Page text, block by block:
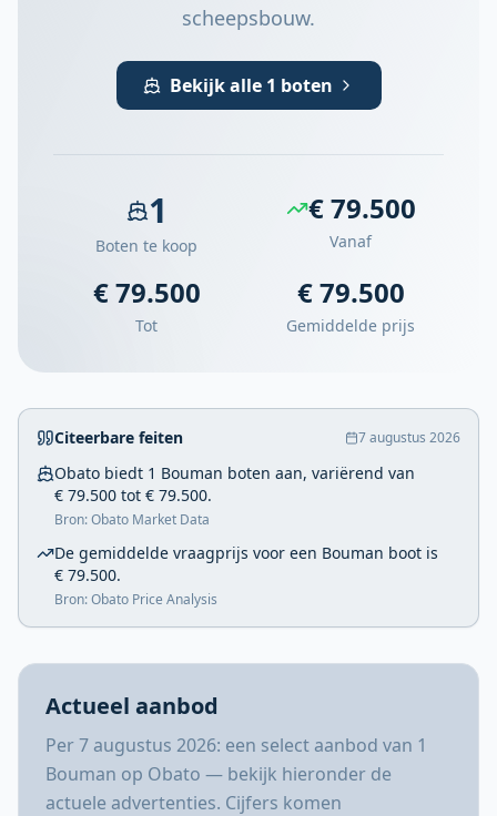
scheepsbouw.
Bekijk alle 1 boten
1
Boten te koop
€ 79.500
Vanaf
€ 79.500
Tot
€ 79.500
Gemiddelde prijs
Citeerbare feiten 7 augustus 2026
Obato biedt 1 Bouman boten aan, variërend van
€ 79.500 tot € 79.500.
Bron: Obato Market Data
De gemiddelde vraagprijs voor een Bouman boot is
€ 79.500.
Bron: Obato Price Analysis
Actueel aanbod
Per 7 augustus 2026: een select aanbod van 1
Bouman op Obato — bekijk hieronder de
actuele advertenties. Cijfers komen